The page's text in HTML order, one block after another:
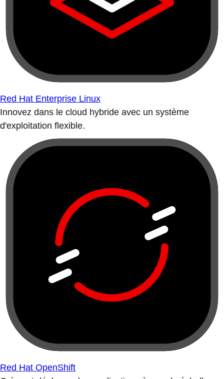
Red Hat Enterprise Linux
Innovez dans le cloud hybride avec un système
d'exploitation flexible.
Red Hat OpenShift